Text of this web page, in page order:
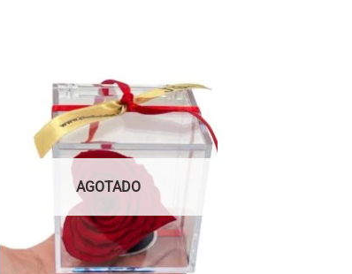
AGOTADO